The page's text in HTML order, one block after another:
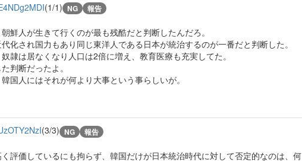
(1/1) NG 報告
鮮人が生きて行くのが最も残酷だと判断したんだろ。
化され国力もあり同じ東洋人である日本が統治するのが一番だと判断した。
隷は居なくなり人口は2倍に増え、教育医療も充実してた。
判断だったよ。
国人にはそれが何より大事という事らしいが。
(3/3) NG 報告
評価しているにも拘らず、韓国だけが日本統治時代に対して否定的なのは、何